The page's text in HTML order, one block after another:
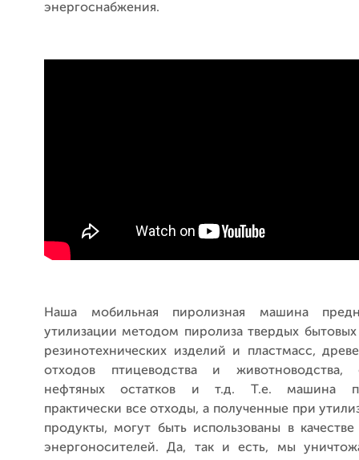
энергоснабжения.
Наша мобильная пиролизная машина
утилизации методом пиролиза твердых
резинотехнических изделий и пластмасс,
отходов птицеводства и животноводства,
нефтяных остатков и т.д. Т.е. машина
практически все отходы, а полученные при
продукты, могут быть использованы в
энергоносителей. Да, так и есть, мы